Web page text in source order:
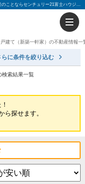
神奈川県 藤沢市石川 新築一戸建て（新築一軒家）｜藤沢の不動産のことならセンチュリー21富士ハウジング
建て（新築一軒家）の不動産情報一
らに条件を絞り込む
検索結果一覧
ら探せます。